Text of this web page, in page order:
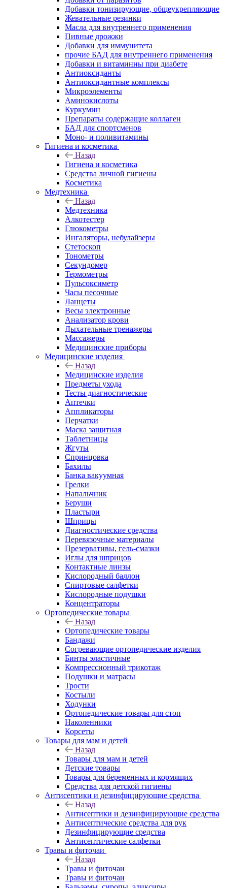
Добавки тонизирующие, общеукрепляющие
Жевательные резинки
Масла для внутреннего применения
Пивные дрожжи
Добавки для иммунитета
прочие БАД для внутреннего применения
Добавки и витаминны при диабете
Антиоксиданты
Антиоксидантные комплексы
Микроэлементы
Аминокислоты
Куркумин
Препараты содержащие коллаген
БАД для спортсменов
Моно- и поливитамины
Гигиена и косметика
Назад
Гигиена и косметика
Средства личной гигиены
Косметика
Медтехника
Назад
Медтехника
Алкотестер
Глюкометры
Ингаляторы, небулайзеры
Стетоскоп
Тонометры
Секундомер
Термометры
Пульсоксиметр
Часы песочные
Ланцеты
Весы электронные
Анализатор крови
Дыхательные тренажеры
Массажеры
Медицинские приборы
Медицинские изделия
Назад
Медицинские изделия
Предметы ухода
Тесты диагностические
Аптечки
Аппликаторы
Перчатки
Маска защитная
Таблетницы
Жгуты
Спринцовка
Бахилы
Банка вакуумная
Грелки
Напальчник
Беруши
Пластыри
Шприцы
Диагностические средства
Перевязочные материалы
Презервативы, гель-смазки
Иглы для шприцов
Контактные линзы
Кислородный баллон
Спиртовые салфетки
Кислородные подушки
Концентраторы
Ортопедические товары
Назад
Ортопедические товары
Бандажи
Согревающие ортопедические изделия
Бинты эластичные
Компрессионный трикотаж
Подушки и матрасы
Трости
Костыли
Ходунки
Ортопедические товары для стоп
Наколенники
Корсеты
Товары для мам и детей
Назад
Товары для мам и детей
Детские товары
Товары для беременных и кормящих
Средства для детской гигиены
Антисептики и дезинфицирующие средства
Назад
Антисептики и дезинфицирующие средства
Антисептические средства для рук
Дезинфицирующие средства
Антисептические салфетки
Травы и фиточаи
Назад
Травы и фиточаи
Травы и фиточаи